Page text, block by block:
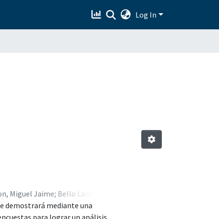
Log In
Miguel Jaime; Bello Lara,
Montesinos , Dulce María
demostrará mediante una
para lograr un análisis